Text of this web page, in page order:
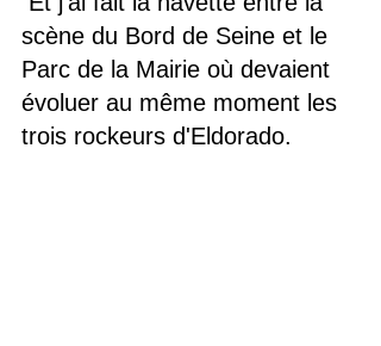
scène du Bord de Seine et le
Parc de la Mairie où devaient
évoluer au même moment les
trois rockeurs d'Eldorado.